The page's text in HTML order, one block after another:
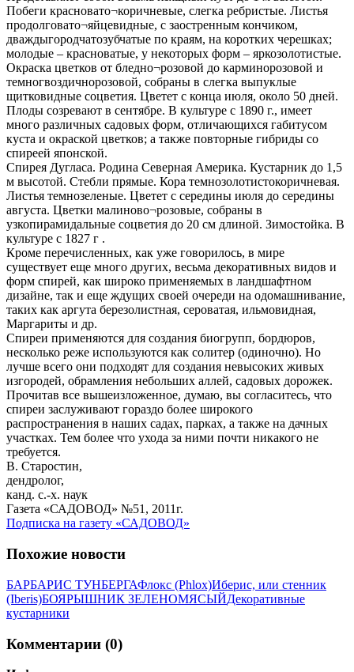
Побеги красновато¬коричневые, слегка ребристые. Листья
продолговато¬яйцевидные, с заостренным кончиком,
дваждыгородчатозубчатые по краям, на коротких черешках;
молодые – красноватые, у некоторых форм – ярко­золотистые.
Окраска цветков от бледно¬розовой до кармино­розовой и
темно­гвоздично­розовой, собраны в слегка выпуклые
щитковидные соцветия. Цветет с конца июля, около 50 дней.
Плоды созревают в сентябре. В культуре с 1890 г., имеет
много различных садовых форм, отличающихся габитусом
куста и окраской цветков; а также повторные гибриды со
спиреей японской.
Спирея Дугласа. Родина Северная Америка. Кустарник до 1,5
м высотой. Стебли прямые. Кора темно­золотисто­коричневая.
Листья темно­зеленые. Цветет с середины июля до середины
августа. Цветки малиново¬розовые, собраны в
узкопирамидальные соцветия до 20 см длиной. Зимостойка. В
культуре с 1827 г .
Кроме перечисленных, как уже говорилось, в мире
существует еще много других, весьма декоративных видов и
форм спирей, как широко применяемых в ландшафтном
дизайне, так и еще ждущих своей очереди на одомашнивание,
таких как аргута березолистная, сероватая, ильмовидная,
Маргариты и др.
Спиреи применяются для создания биогрупп, бордюров,
несколько реже используются как солитер (одиночно). Но
лучше всего они подходят для создания невысоких живых
изгородей, обрамления небольших аллей, садовых дорожек.
Прочитав все вышеизложенное, думаю, вы согласитесь, что
спиреи заслуживают гораздо более широкого
распространения в наших садах, парках, а также на дачных
участках. Тем более что ухода за ними почти никакого не
требуется.
В. Старостин,
дендролог,
канд. с.-х. наук
Газета «САДОВОД» №51, 2011г.
Подписка на газету «САДОВОД»
Похожие новости
БАРБАРИС ТУНБЕРГАФлокс (Phlox)Иберис, или стенник
(Iberis)БОЯРЫШНИК ЗЕЛЕНОМЯСЫЙДекоративные
кустарники
Комментарии (0)